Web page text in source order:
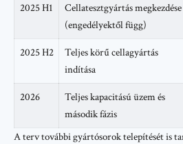
2025 H1
Cellatesztgyártás megkezdése
(engedélyektől függ)
2025 H2
Teljes körű cellagyártás
indítása
2026
Teljes kapacitású üzem és
második fázis
A terv további gyártósorok telepítését is